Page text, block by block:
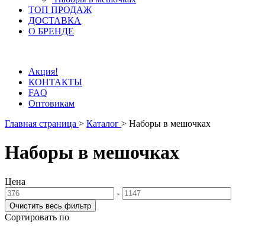
ТОП ПРОДАЖ
ДОСТАВКА
О БРЕНДЕ
Акция!
КОНТАКТЫ
FAQ
Оптовикам
Главная страница > Каталог > Наборы в мешочках
Наборы в мешочках
Цена
-
Сортировать по